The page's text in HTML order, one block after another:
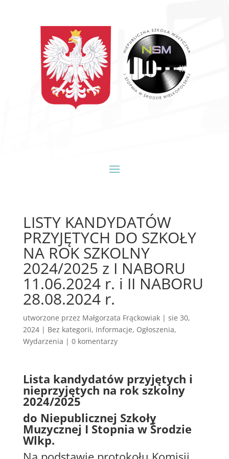
LISTY KANDYDATÓW
PRZYJĘTYCH DO SZKOŁY
NA ROK SZKOLNY
2024/2025 z I NABORU
11.06.2024 r. i II NABORU
28.08.2024 r.
utworzone przez Małgorzata Frąckowiak| sie 30,
2024| Bez kategorii, Informacje, Ogłoszenia,
Wydarzenia | 0 komentarzy
Lista kandydatów przyjętych i
nieprzyjętych na rok szkolny
2024/2025
do Niepublicznej Szkoły
Muzycznej I Stopnia w Środzie
Wlkp.